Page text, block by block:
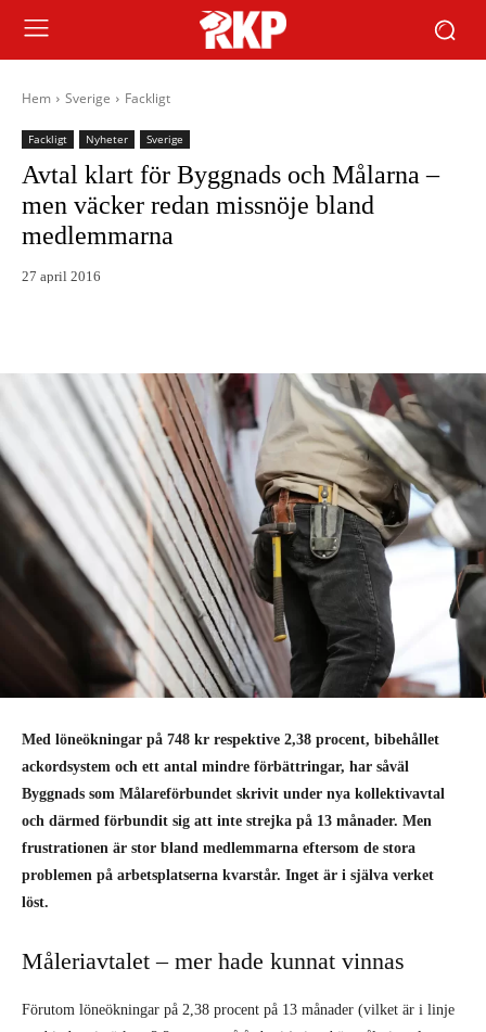
Hem Sverige Fackligt
Fackligt Nyheter Sverige
Avtal klart för Byggnads och Målarna –
men väcker redan missnöje bland
medlemmarna
27 april 2016
Med löneökningar på 748 kr respektive 2,38 procent, bibehållet
ackordsystem och ett antal mindre förbättringar, har såväl
Byggnads som Målareförbundet skrivit under nya kollektivavtal
och därmed förbundit sig att inte strejka på 13 månader. Men
frustrationen är stor bland medlemmarna eftersom de stora
problemen på arbetsplatserna kvarstår. Inget är i själva verket
löst.
Måleriavtalet – mer hade kunnat vinnas
Förutom löneökningar på 2,38 procent på 13 månader (vilket är i linje